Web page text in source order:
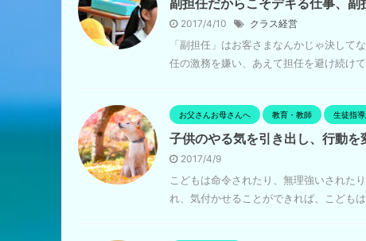
副担任だからこそデキる仕事、
2017/4/10 クラス経営
「副担任」はお客さまなんかじゃ決して
任の激務を嫌い、あえて担任を避け続け
お父さんお母さんへ 教育・教師 生徒指
子供のやる気を引き出し、行動
2017/4/9
こどもは命令されたり、無理強いされた
れ、気付かせることができれば、こども